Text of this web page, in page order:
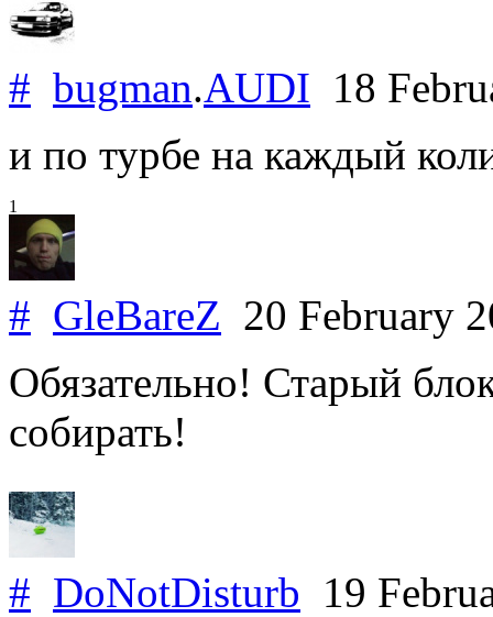
# bugman.AUDI 18
и по турбе на каждый
1
# GleBareZ 20 February
Обязательно! Старый
собирать!
# DoNotDisturb 19